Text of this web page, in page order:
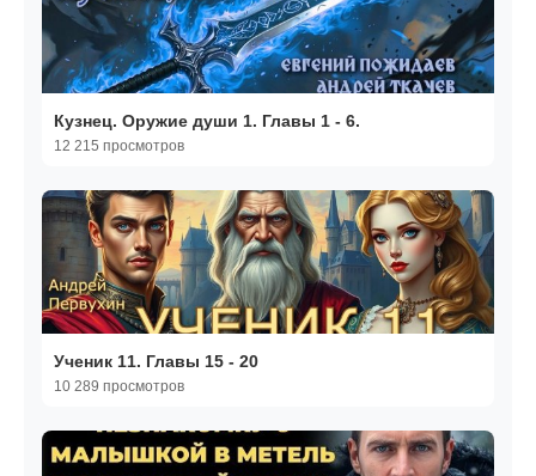
Кузнец. Оружие души 1. Главы 1 - 6.
12 215 просмотров
Ученик 11. Главы 15 - 20
10 289 просмотров